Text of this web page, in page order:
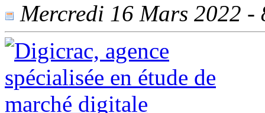
Mercredi 16 Mars 2022 -